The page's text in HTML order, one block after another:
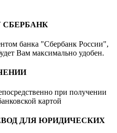
СБЕРБАНК
банка "Сбербанк России",
Вам максимально удобен.
при получении
картой
ДЛЯ ЮРИДИЧЕСКИХ